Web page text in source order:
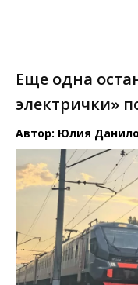
Еще одна
электрички»
Автор: Юлия